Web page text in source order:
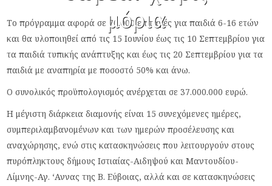
μόρια
Το πρόγραμμα αφορά σε 70.000 επιταγές για παιδιά 6-16 ετών
και θα υλοποιηθεί από τις 15 Ιουνίου έως τις 10 Σεπτεμβρίου για
τα παιδιά τυπικής ανάπτυξης και έως τις 20 Σεπτεμβρίου για τα
παιδιά με αναπηρία με ποσοστό 50% και άνω.
Ο συνολικός προϋπολογισμός ανέρχεται σε 37.000.000 ευρώ.
Η μέγιστη διάρκεια διαμονής είναι 15 συνεχόμενες ημέρες,
συμπεριλαμβανομένων και των ημερών προσέλευσης και
αναχώρησης, ενώ στις κατασκηνώσεις που λειτουργούν στους
πυρόπληκτους δήμους Ιστιαίας-Αιδηψού και Μαντουδίου-
Λίμνης-Αγ. ‘Αννας της Β. Εύβοιας, αλλά και σε κατασκηνώσεις